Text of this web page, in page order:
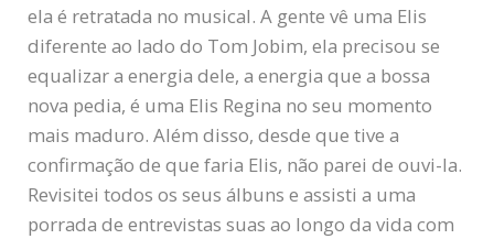
ela é retratada no musical. A gente vê uma Elis
diferente ao lado do Tom Jobim, ela precisou se
equalizar a energia dele, a energia que a bossa
nova pedia, é uma Elis Regina no seu momento
mais maduro. Além disso, desde que tive a
confirmação de que faria Elis, não parei de ouvi-la.
Revisitei todos os seus álbuns e assisti a uma
porrada de entrevistas suas ao longo da vida com